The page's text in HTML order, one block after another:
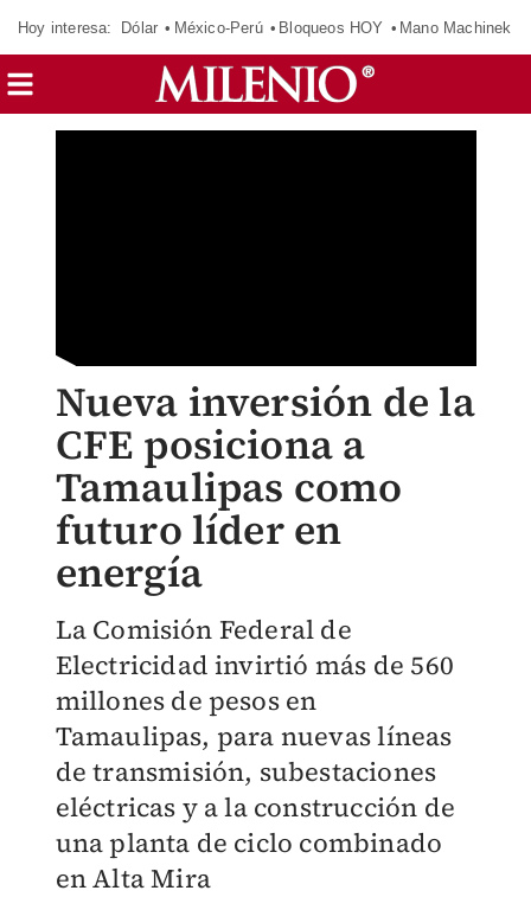
Hoy interesa: Dólar México-Perú Bloqueos HOY Mano Machinek
Nueva inversión de la
CFE posiciona a
Tamaulipas como
futuro líder en
energía
La Comisión Federal de
Electricidad invirtió más de 560
millones de pesos en
Tamaulipas, para nuevas líneas
de transmisión, subestaciones
eléctricas y a la construcción de
una planta de ciclo combinado
en Alta Mira